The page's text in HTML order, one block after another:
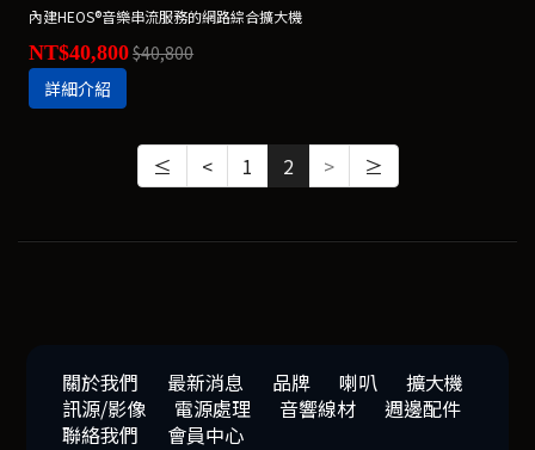
內建HEOS®音樂串流服務的網路綜合擴大機
NT$40,800$40,800
詳細介紹
≤ < 1 2 > ≥
關於我們 最新消息 品牌 喇叭
擴大機
訊源/影像
電源處理 音響線材
週邊配件
聯絡我們
會員中心